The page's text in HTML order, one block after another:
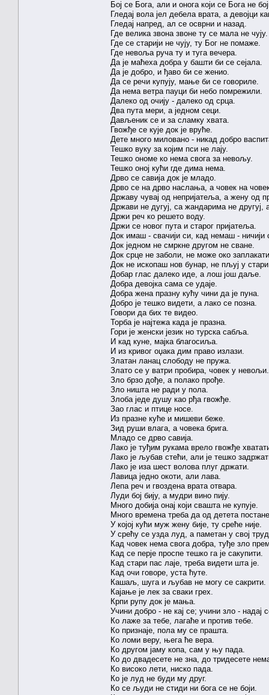
Бој се Бога, али и онога који се Бога не
Гледај вола јел дебела врата, а девојци
Гледај напред, ал се осврни и назад.
Где велика звона звоне ту се мала не чују.
Где се старији не чују, ту Бог не помаже.
Где невоља руча ту и туга вечера.
Да је маћеха добра у башти би се сејала.
Да је добро, и ђаво би се женио.
Да се речи купују, мање би се говориле.
Да нема ветра пауци би небо помрежили.
Далеко од очију - далеко од срца.
Два пута мери, а једном сеци.
Дављеник се и за сламку хвата.
Гвожђе се кује док је вруће.
Дете много миловано - никад добро
Тешко вуку за којим пси не лају.
Тешко ономе ко нема свога за невољу.
Тешко оној кући где дима нема.
Дрво се савија док је младо.
Дрво се на дрво наслања, а човек на
Државу чувај од непријатеља, а жену од
Држави не дугуј, са жандарима не другуј,
Држи реч ко решето воду.
Држи се новог пута и старог пријатеља.
Док имаш - свачији си, кад немаш - ничији
Док једном не смркне другом не сване.
Док срце не заболи, не може око
Док не ископаш нов бунар, не пљуј у
Добар глас далеко иде, а лош још даље.
Добра девојка сама се удаје.
Добра жена празну кућу чини да је пуна.
Добро је тешко видети, а лако се позна.
Говори да бих те видео.
Торба је најтежа када је празна.
Гори је женски језик но турска сабља.
И кад куне, мајка благосиља.
И из кривог оџака дим право излази.
Златан ланац слободу не пружа.
Злато се у ватри пробира, човек у невољи.
Зло брзо дође, а полако прође.
Зло ништа не ради у пола.
Злоба једе душу као рђа гвожђе.
Зао глас и птице носе.
Из празне куће и мишеви беже.
Зид руши влага, а човека брига.
Младо се дрво савија.
Лако је туђим рукама врело гвожђе
Лако је љубав стећи, али је тешко
Лако је иза шест волова плуг држати.
Лавица једно окоти, али лава.
Лепа реч и гвоздена врата отвара.
Луди бој бију, а мудри вино пију.
Много добија онај који свашта не купује.
Много времена треба да од детета
У којој кући муж жену бије, ту среће није.
У срећу се узда луд, а паметан у свој
Кад човек нема свога добра, туђе зло
Кад се перје проспе тешко га је сакупити.
Кад стари пас лаје, треба видети шта је.
Кад очи говоре, уста ћуте.
Кашаљ, шуга и љубав не могу се сакрити.
Кајање је лек за сваки грех.
Крпи рупу док је мања.
Учини добро - не кај се; учини зло - надај
Ко лаже за тебе, лагаће и против тебе.
Ко признаје, пола му се прашта.
Ко ломи веру, њега ће вера.
Ко другом јаму копа, сам у њу пада.
Ко до двадесете не зна, до тридесете
Ко високо лети, ниско пада.
Ко је луд не буди му друг.
Ко се људи не стиди ни бога се не боји.